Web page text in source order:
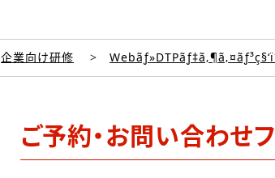
企業向け研修
ご予約・お問い合わせ